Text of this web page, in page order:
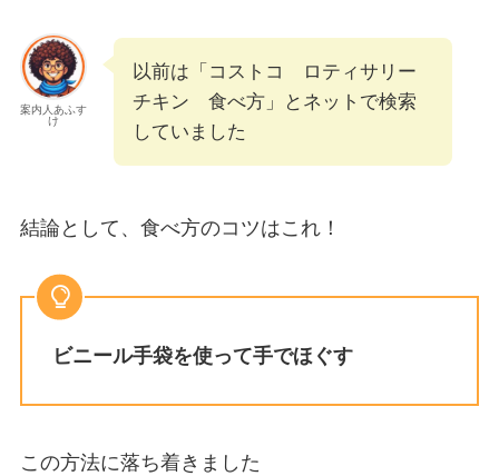
案内人あふす
け
以前は「コストコ ロティサリー
チキン 食べ方」とネットで検索
していました
結論として、食べ方のコツはこれ！
ビニール手袋を使って手でほぐす
この方法に落ち着きました